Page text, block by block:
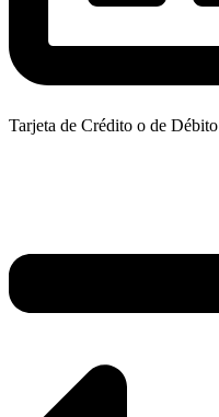
Tarjeta de Crédito o de Débito